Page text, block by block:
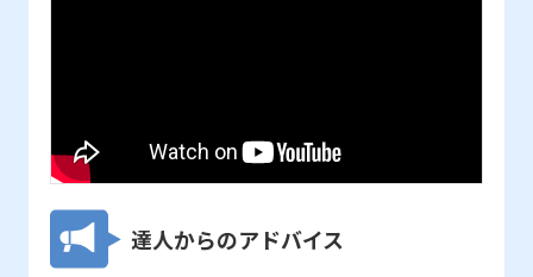
達人からのアドバイス